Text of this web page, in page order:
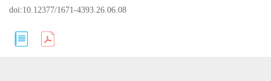
doi:10.12377/1671-4393.26.06.08